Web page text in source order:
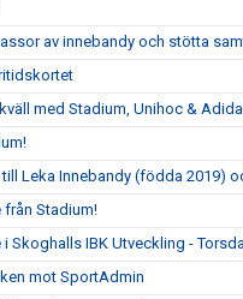
av innebandy och stötta
med Stadium, Unihoc &
Leka Innebandy (födda 2019)
Stadium!
Skoghalls IBK Utveckling -
mot SportAdmin